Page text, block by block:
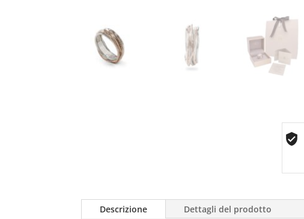
Descrizione Dettagli del prodotto